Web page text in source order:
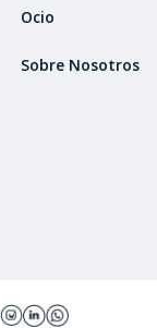
Ocio
Sobre Nosotros